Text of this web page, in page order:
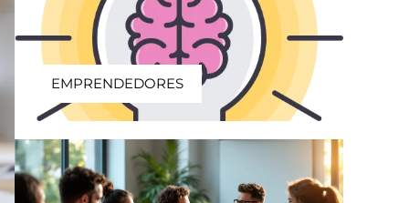
EMPRENDEDORES